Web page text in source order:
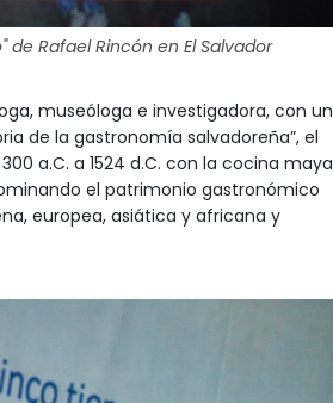
Rafael Rincón en El Salvador
museóloga e investigadora, con un
de la gastronomía salvadoreña”, el
a.C. a 1524 d.C. con la cocina maya
el patrimonio gastronómico
europea, asiática y africana y